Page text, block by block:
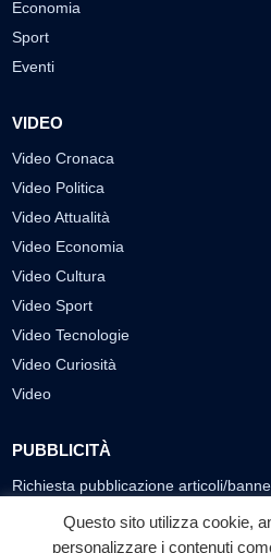
Economia
Sport
Eventi
VIDEO
Video Cronaca
Video Politica
Video Attualità
Video Economia
Video Cultura
Video Sport
Video Tecnologie
Video Curiosità
Video
PUBBLICITÀ
Richiesta pubblicazione articoli/
SEGUICI SUI SOCIAL
Questo sito utilizza cookie,
personalizzare i contenuti